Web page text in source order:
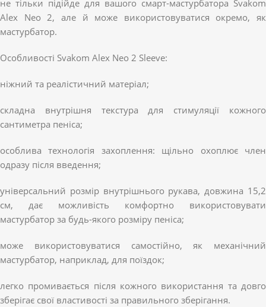
не тільки підійде для вашого смарт-мастурбатора Svakom
Alex Neo 2, але й може використовуватися окремо, як
мастурбатор.
Особливості Svakom Alex Neo 2 Sleeve:
ніжний та реалістичний матеріал;
складна внутрішня текстура для стимуляції кожного
сантиметра пеніса;
особлива технологія захоплення: щільно охоплює член
одразу після введення;
універсальний розмір внутрішнього рукава, довжина 15,2
см, дає можливість комфортно використовувати
мастурбатор за будь-якого розміру пеніса;
може використовуватися самостійно, як механічний
мастурбатор, наприклад, для поїздок;
легко промивається після кожного використання та довго
зберігає свої властивості за правильного зберігання.